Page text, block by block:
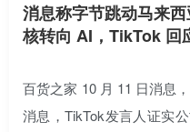
消息称字节跳动马来
核转向 AI，TikTok 回
百货之家 10 月 11 日消息
消息，TikTok发言人证实